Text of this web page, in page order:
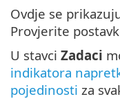
Ovdje se
Provjerite
U stavci Zadaci
indikatora
pojedinosti za